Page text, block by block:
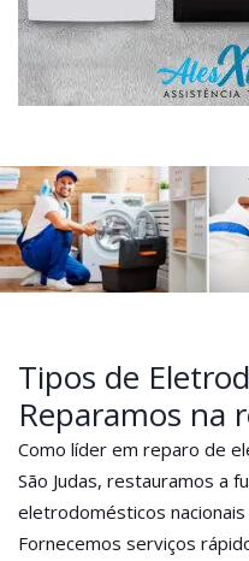
Tipos de
Reparamos na
Como líder em reparo de
São Judas, restauramos a
eletrodomésticos
Fornecemos serviços